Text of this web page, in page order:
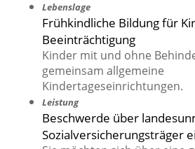
Lebenslage
Frühkindliche Bildung für
Beeinträchtigung
Kinder mit und ohne
gemeinsam allgemeine
Kindertageseinrichtungen.
Leistung
Beschwerde über
Sozialversicherungsträger